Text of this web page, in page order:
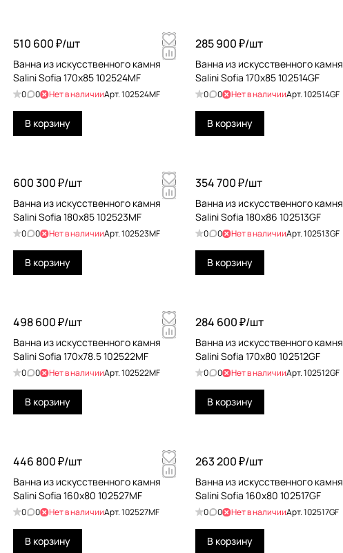
510 600 ₽/шт
Ванна из искусственного камня
Salini Sofia 170x85 102524MF
0 0 Нет в наличииАрт.102524MF
В корзину
285 900 ₽/шт
Ванна из искусственного камня
Salini Sofia 170x85 102514GF
0 0 Нет в наличииАрт.102514GF
В корзину
600 300 ₽/шт
Ванна из искусственного камня
Salini Sofia 180x85 102523MF
0 0 Нет в наличииАрт.102523MF
В корзину
354 700 ₽/шт
Ванна из искусственного камня
Salini Sofia 180x86 102513GF
0 0 Нет в наличииАрт.102513GF
В корзину
498 600 ₽/шт
Ванна из искусственного камня
Salini Sofia 170x78.5 102522MF
0 0 Нет в наличииАрт.102522MF
В корзину
284 600 ₽/шт
Ванна из искусственного камня
Salini Sofia 170x80 102512GF
0 0 Нет в наличииАрт.102512GF
В корзину
446 800 ₽/шт
Ванна из искусственного камня
Salini Sofia 160x80 102527MF
0 0 Нет в наличииАрт.102527MF
В корзину
263 200 ₽/шт
Ванна из искусственного камня
Salini Sofia 160x80 102517GF
0 0 Нет в наличииАрт.102517GF
В корзину